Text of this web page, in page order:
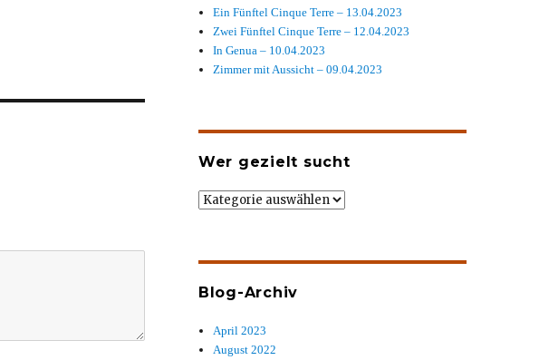
Ein Fünftel Cinque Terre – 13.04.2023
Zwei Fünftel Cinque Terre – 12.04.2023
In Genua – 10.04.2023
Zimmer mit Aussicht – 09.04.2023
Wer gezielt sucht
Wer
Blog-Archiv
April 2023
August 2022